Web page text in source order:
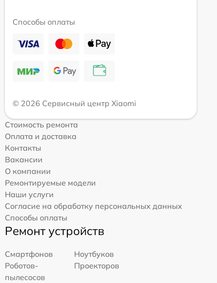
Способы оплаты
© 2026 Сервисный центр Xiaomi
Стоимость ремонта
Оплата и доставка
Контакты
Вакансии
О компании
Ремонтируемые модели
Наши услуги
Согласие на обработку персональных данных
Способы оплаты
Ремонт устройств
Смартфонов
Ноутбуков
Роботов-
пылесосов
Проекторов